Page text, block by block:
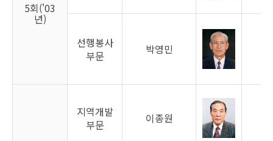
5회('03
년)
선행봉사
부문
박영민
지역개발
부문
이종원